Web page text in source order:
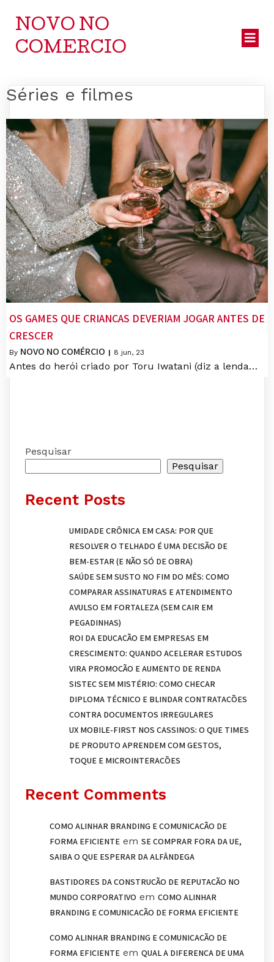
NOVO NO
COMERCIO
Séries e filmes
OS GAMES QUE CRIANÇAS DEVERIAM JOGAR ANTES DE
CRESCER
By NOVO NO COMÉRCIO | 8 jun, 23
Antes do herói criado por Toru Iwatani (diz a lenda…
Pesquisar
Pesquisar
Recent Posts
UMIDADE CRÔNICA EM CASA: POR QUE
RESOLVER O TELHADO É UMA DECISÃO DE
BEM-ESTAR (E NÃO SÓ DE OBRA)
SAÚDE SEM SUSTO NO FIM DO MÊS: COMO
COMPARAR ASSINATURAS E ATENDIMENTO
AVULSO EM FORTALEZA (SEM CAIR EM
PEGADINHAS)
ROI DA EDUCAÇÃO EM EMPRESAS EM
CRESCIMENTO: QUANDO ACELERAR ESTUDOS
VIRA PROMOÇÃO E AUMENTO DE RENDA
SISTEC SEM MISTÉRIO: COMO CHECAR
DIPLOMA TÉCNICO E BLINDAR CONTRATAÇÕES
CONTRA DOCUMENTOS IRREGULARES
UX MOBILE-FIRST NOS CASSINOS: O QUE TIMES
DE PRODUTO APRENDEM COM GESTOS,
TOQUE E MICROINTERAÇÕES
Recent Comments
COMO ALINHAR BRANDING E COMUNICAÇÃO DE
FORMA EFICIENTE em SE COMPRAR FORA DA UE,
SAIBA O QUE ESPERAR DA ALFÂNDEGA
BASTIDORES DA CONSTRUÇÃO DE REPUTAÇÃO NO
MUNDO CORPORATIVO em COMO ALINHAR
BRANDING E COMUNICAÇÃO DE FORMA EFICIENTE
COMO ALINHAR BRANDING E COMUNICAÇÃO DE
FORMA EFICIENTE em QUAL A DIFERENÇA DE UMA